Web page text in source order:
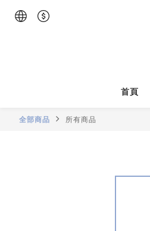
首頁
全部商品 所有商品